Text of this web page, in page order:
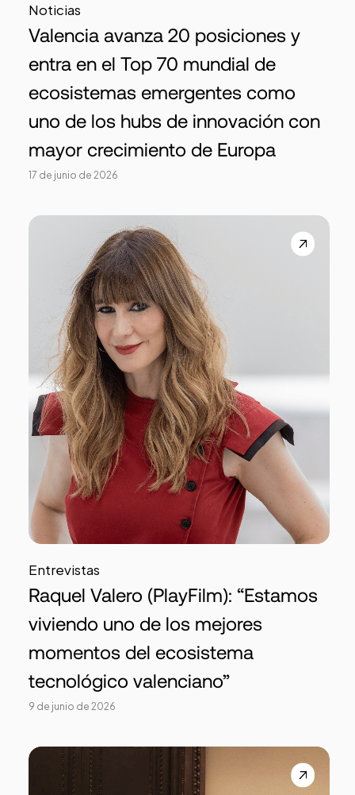
Noticias
Valencia avanza 20 posiciones y
entra en el Top 70 mundial de
ecosistemas emergentes como
uno de los hubs de innovación con
mayor crecimiento de Europa
17 de junio de 2026
Entrevistas
Raquel Valero (PlayFilm): “Estamos
viviendo uno de los mejores
momentos del ecosistema
tecnológico valenciano”
9 de junio de 2026